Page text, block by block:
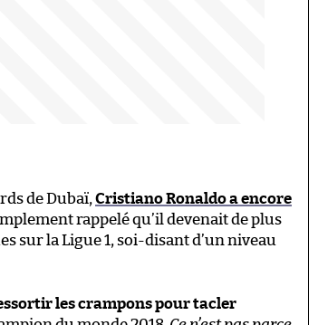
de Dubaï, Cristiano Ronaldo a encore
rappelé qu’il devenait de plus
sur la Ligue 1, soi-disant d’un niveau
les crampons pour tacler